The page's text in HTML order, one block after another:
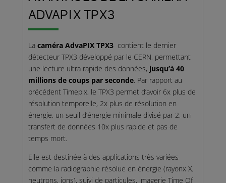
ADVAPIX TPX3
La caméra AdvaPIX TPX3 contient le dernier
détecteur TPX3 développé par le CERN, permettant
une lecture ultra rapide des données, jusqu’à 40
millions de coups par seconde. Par rapport au
précédent Timepix, le TPX3 permet d’avoir 6x plus de
résolution temporelle, 2x plus de résolution en
énergie, un seuil d’énergie minimale divisé par 2, un
transfert de données 10x plus rapide et pas de
temps mort.
Elle est destinée à des applications très variées
comme la radiographie résolue en énergie (rayonx X,
neutrons, ions), suivi de particules, imagerie Time Of